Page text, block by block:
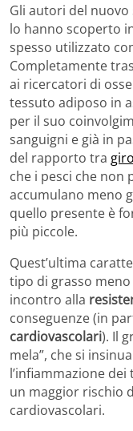
Gli autori del
lo hanno scoperto
spesso utilizzato
Completamente
ai ricercatori di
tessuto adiposo in
per il suo
sanguigni e già in
del rapporto tra
che i pesci che non
accumulano meno
quello presente è
più piccole.
Quest’ultima
tipo di grasso
incontro alla
conseguenze (in
cardiovascolari). Il
mela”, che si
l’infiammazione
un maggior rischio
cardiovascolari.